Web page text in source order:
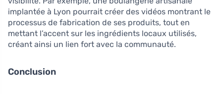
implantée à Lyon pourrait créer des vidéos montrant le
processus de fabrication de ses produits, tout en
mettant l’accent sur les ingrédients locaux utilisés,
créant ainsi un lien fort avec la communauté.
Conclusion